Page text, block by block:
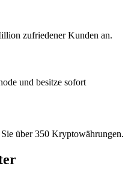
zufriedener Kunden an.
und besitze sofort
über 350 Kryptowährungen.